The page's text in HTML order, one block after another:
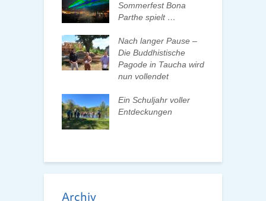
Sommerfest Bona
Parthe spielt …
Nach langer Pause –
Die Buddhistische
Pagode in Taucha wird
nun vollendet
Ein Schuljahr voller
Entdeckungen
Archiv